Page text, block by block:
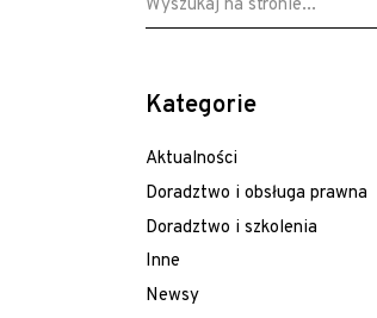
Kategorie
Aktualności
Doradztwo i obsługa prawna
Doradztwo i szkolenia
Inne
Newsy